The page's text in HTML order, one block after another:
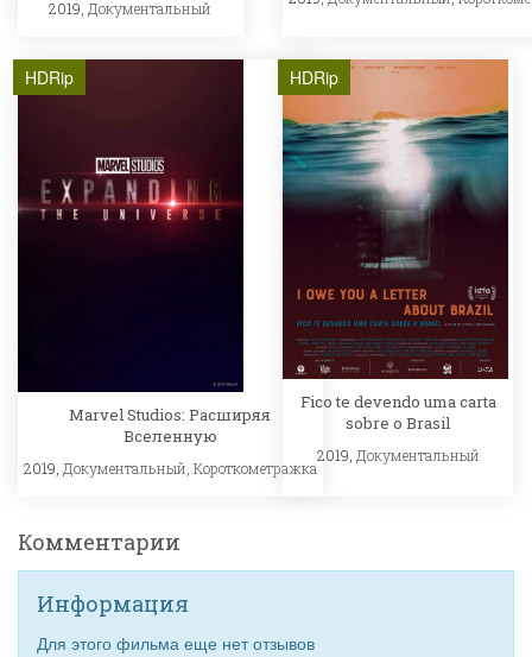
2019, Документальный
HDRip
Marvel Studios: Расширяя
Вселенную
2019, Документальный Короткометражка
HDRip
Fico te devendo uma carta
sobre o Brasil
2019, Документальный
Комментарии
Информация
Для этого фильма еще нет отзывов